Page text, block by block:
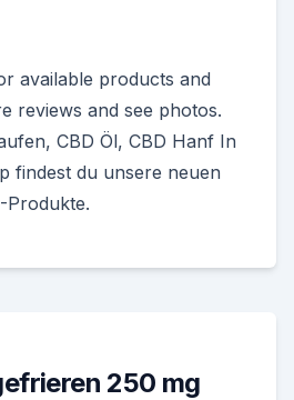
available products and
reviews and see photos.
CBD Öl, CBD Hanf In
findest du unsere neuen
Produkte.
250 mg